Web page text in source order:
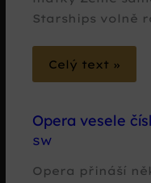
Starships volně
Celý text »
Opera vesele
SW
Opera přináší